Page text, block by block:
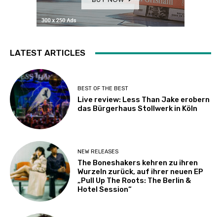
LATEST ARTICLES
BEST OF THE BEST
Live review: Less Than Jake erobern
das Bürgerhaus Stollwerk in Köln
NEW RELEASES
The Boneshakers kehren zu ihren
Wurzeln zurück, auf ihrer neuen EP
„Pull Up The Roots: The Berlin &
Hotel Session“